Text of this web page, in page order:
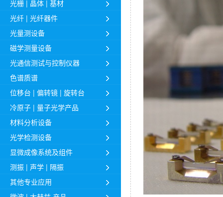
光栅 | 晶体 | 基材
光纤 | 光纤器件
光量测设备
磁学测量设备
光通信测试与控制仪器
色谱质谱
位移台 | 偏转镜 | 旋转台
冷原子 | 量子光学产品
材料分析设备
光学检测设备
显微成像系统及组件
测振 | 声学 | 隔振
其他专业应用